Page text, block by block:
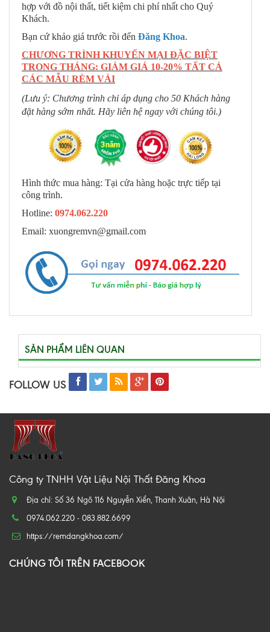
hợp với đồ nội thất, tiết kiệm chi phí nhất cho Quý
Khách.
Bạn cứ khảo giá trước rồi đến Đăng Khoa.
CHƯƠNG TRÌNH KHUYẾN MẠI ĐẶC BIỆT
TRONG THÁNG: GIẢM GIÁ 10-20% TẤT CẢ
CÁC MẪU RÈM VẢI
(Lưu ý: Chương trình chỉ áp dụng cho 50 Khách hàng
đặt hàng sớm nhất. Hãy liên hệ ngay với chúng tôi.)
Hình thức mua hàng: Tại cửa hàng hoặc trực tiếp tại
công trình.
Hotline: 0974.062.220
Email: xuongremvn@gmail.com
SẢN PHẨM LIÊN QUAN
FOLLOW US
Công ty TNHH Vật Liệu Nội Thất Đăng Khoa
Địa chỉ: Số 36 Ngõ 116 Nguyễn Xiển, Thanh Xuân, Hà Nội
0974.062.220 - 083.882.6699
https://remdangkhoa.com/
CHÚNG TÔI TRÊN FACEBOOK